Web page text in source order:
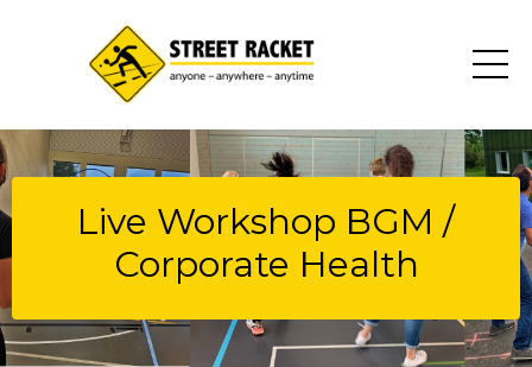
Live Workshop BGM /
Corporate Health